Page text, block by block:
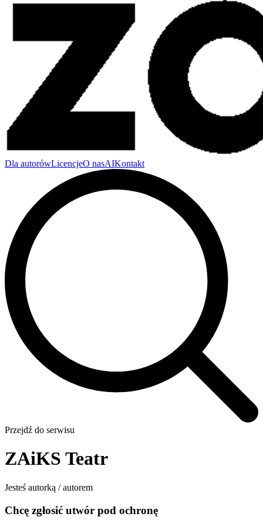
Dla autorówLicencjeO nasAIKontakt
Przejdź do serwisu
ZAiKS Teatr
Jesteś autorką / autorem
Chcę zgłosić utwór pod ochronę